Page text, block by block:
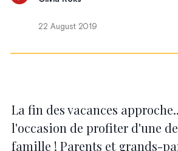
22 August 2019
La fin des vacances
l'occasion de profiter d'une
famille ! Parents et grands-